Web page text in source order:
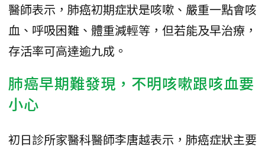
醫師表示，肺癌初期症狀是咳嗽、嚴重一點會咳
血、呼吸困難、體重減輕等，但若能及早治療，
存活率可高達逾九成。
肺癌早期難發現，不明咳嗽跟咳血要
小心
初日診所家醫科醫師李唐越表示，肺癌症狀主要